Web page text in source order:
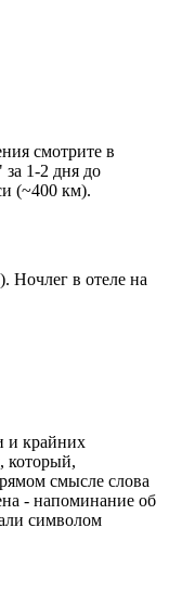
смотрите в
за 1-2 дня до
(~400 км).
Ночлег в отеле на
и крайних
который,
смысле слова
- напоминание об
символом